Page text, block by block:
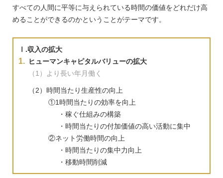
すべての人間に平等に与えられている時間の価値をどれだけ高
めることができるのかということがテーマです。
Ⅰ.収入の拡大
ヒューマンキャピタルバリューの拡大
（1）より長い年月働く
（2）時間当たり生産性の向上
①1時間当たりの効率を向上
・稼ぐ仕組みの構築
・時間当たりの付加価値の高い活動に集中
②ネット労働時間の向上
・時間当たりの集中力向上
・移動時間削減